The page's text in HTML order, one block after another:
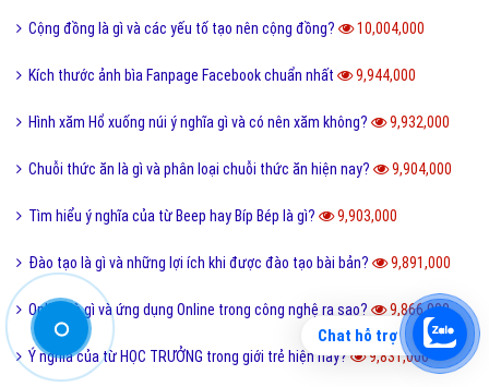
Cộng đồng là gì và các yếu tố tạo nên cộng đồng? 10,004,000
Kích thước ảnh bìa Fanpage Facebook chuẩn nhất 9,944,000
Hình xăm Hổ xuống núi ý nghĩa gì và có nên xăm không? 9,932,000
Chuỗi thức ăn là gì và phân loại chuỗi thức ăn hiện nay? 9,904,000
Tìm hiểu ý nghĩa của từ Beep hay Bíp Bép là gì? 9,903,000
Đào tạo là gì và những lợi ích khi được đào tạo bài bản? 9,891,000
Online là gì và ứng dụng Online trong công nghệ ra sao? 9,866,000
Ý nghĩa của từ HỌC TRƯỞNG trong giới trẻ hiện nay? 9,831,000
Chat hỗ trợ